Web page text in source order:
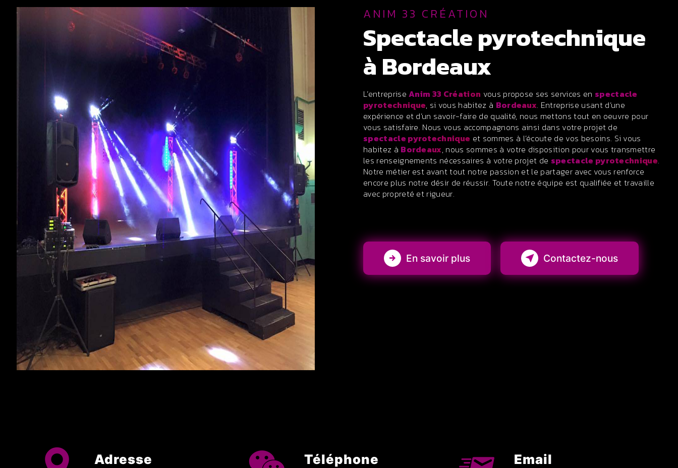
ANIM 33 CRÉATION
spectacle pyrotechnique
à Bordeaux
L’entrepriseAnim 33 Création vous propose ses services en spectacle
pyrotechnique, si vous habitez à Bordeaux. Entreprise usant d’une
expérience et d’un savoir-faire de qualité, nous mettons tout en oeuvre pour
vous satisfaire. Nous vous accompagnons ainsi dans votre projet de
spectacle pyrotechnique et sommes à l’écoute de vos besoins. Si vous
habitez à Bordeaux, nous sommes à votre disposition pour vous transmettre
les renseignements nécessaires à votre projet de spectacle pyrotechnique.
Notre métier est avant tout notre passion et le partager avec vous renforce
encore plus notre désir de réussir. Toute notre équipe est qualifiée et travaille
avec propreté et rigueur.
En savoir plus Contactez-nous
Adresse Téléphone Email